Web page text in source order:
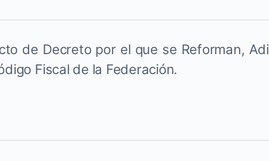
de Decreto por el que se Reforman,
Fiscal de la Federación.